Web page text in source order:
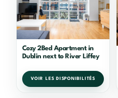
Cozy 2Bed Apartment in
Dublin next to River Liffey
VOIR LES DISPONIBILITÉS